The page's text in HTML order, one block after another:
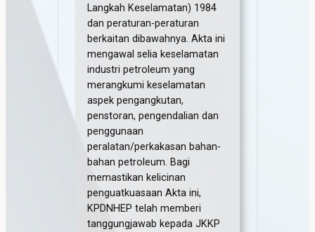
Langkah Keselamatan) 1984
dan peraturan-peraturan
berkaitan dibawahnya. Akta ini
mengawal selia keselamatan
industri petroleum yang
merangkumi keselamatan
aspek pengangkutan,
penstoran, pengendalian dan
penggunaan
peralatan/perkakasan bahan-
bahan petroleum. Bagi
memastikan kelicinan
penguatkuasaan Akta ini,
KPDNHEP telah memberi
tanggungjawab kepada JKKP